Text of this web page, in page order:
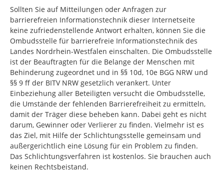
Sollten Sie auf Mitteilungen oder Anfragen zur
barrierefreien Informationstechnik dieser Internetseite
keine zufriedenstellende Antwort erhalten, können Sie die
Ombudsstelle für barrierefreie Informationstechnik des
Landes Nordrhein-Westfalen einschalten. Die Ombudsstelle
ist der Beauftragten für die Belange der Menschen mit
Behinderung zugeordnet und in §§ 10d, 10e BGG NRW und
§§ 9 ff der BITV NRW gesetzlich verankert. Unter
Einbeziehung aller Beteiligten versucht die Ombudsstelle,
die Umstände der fehlenden Barrierefreiheit zu ermitteln,
damit der Träger diese beheben kann. Dabei geht es nicht
darum, Gewinner oder Verlierer zu finden. Vielmehr ist es
das Ziel, mit Hilfe der Schlichtungsstelle gemeinsam und
außergerichtlich eine Lösung für ein Problem zu finden.
Das Schlichtungsverfahren ist kostenlos. Sie brauchen auch
keinen Rechtsbeistand.